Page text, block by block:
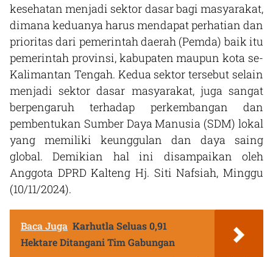
kesehatan menjadi sektor dasar bagi masyarakat,
dimana keduanya harus mendapat perhatian dan
prioritas dari pemerintah daerah (Pemda) baik itu
pemerintah provinsi, kabupaten maupun kota se-
Kalimantan Tengah. Kedua sektor tersebut selain
menjadi sektor dasar masyarakat, juga sangat
berpengaruh terhadap perkembangan dan
pembentukan Sumber Daya Manusia (SDM) lokal
yang memiliki keunggulan dan daya saing
global. Demikian hal ini disampaikan oleh
Anggota DPRD Kalteng Hj. Siti Nafsiah, Minggu
(10/11/2024).
Baca Juga Karhutla Seluas 0,91
Hektare Ditangani Tim Gabungan